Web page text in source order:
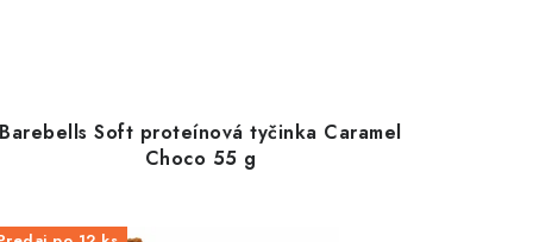
Barebells Soft proteínová tyčinka Caramel
Choco 55 g